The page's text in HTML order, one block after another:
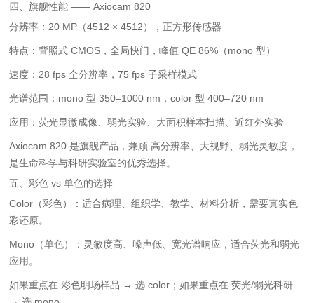
四、旗舰性能 —— Axiocam 820
分辨率：20 MP（4512 × 4512），正方形传感器
特点：背照式 CMOS，全局快门，峰值 QE 86%（mono 型）
速度：28 fps 全分辨率，75 fps 子采样模式
光谱范围：mono 型 350–1000 nm，color 型 400–720 nm
应用：荧光显微成像、弱光实验、大面积样本扫描、近红外实验
Axiocam 820 是旗舰产品，兼顾 高分辨率、大视野、弱光灵敏度，
是生命科学与科研实验室的优秀选择。
五、彩色 vs 单色的选择
Color（彩色）：适合病理、组织学、教学、材料分析，需要真实色
彩还原。
Mono（单色）：灵敏度高、噪声低、宽光谱响应，适合荧光和弱光
应用。
如果重点在 彩色明场样品 → 选 color；如果重点在 荧光/弱光科研